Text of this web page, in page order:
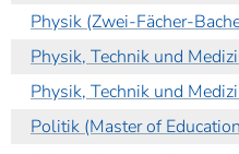
Physik (Zwei-Fächer-
Physik, Technik und
Physik, Technik und
Politik (Master of